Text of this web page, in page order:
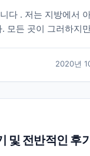
다 . 저는 지방에서
모든 곳이 그러하지
. 인터넷으로 “ 유학
는데 대부분 바...
2020년
및 전반적인 후